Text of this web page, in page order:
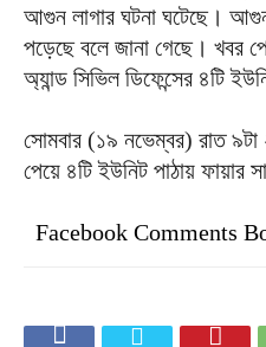
আগুন লাগার ঘটনা ঘটেছে।
পড়েছে বলে জানা গেছে। খবর
অ্যান্ড সিভিল ডিফেন্সের ৪টি
সোমবার (১৯ নভেম্বর) রাত
পেয়ে ৪টি ইউনিট পাঠায় ফায়ার
Facebook Comments